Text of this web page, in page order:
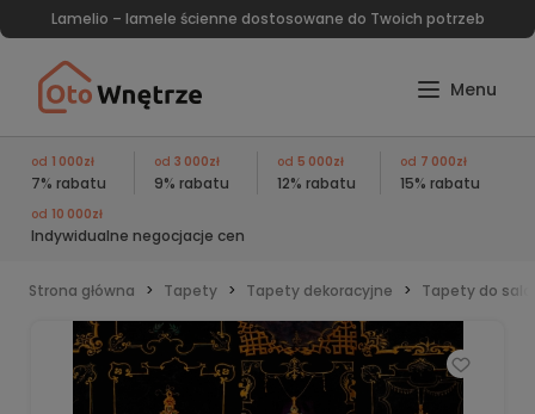
Lamelio – lamele ścienne dostosowane do Twoich potrzeb
od 1 000zł
7% rabatu
od 3 000zł
9% rabatu
od 5 000zł
12% rabatu
od 7 000zł
15% rabatu
od 10 000zł
Indywidualne negocjacje cen
Strona główna Tapety Tapety dekoracyjne Tapety do